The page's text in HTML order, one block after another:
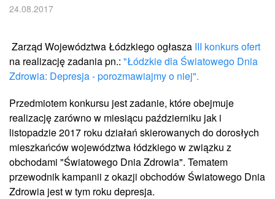
24.08.2017
Zarząd Województwa Łódzkiego ogłasza III konkurs ofert
na realizację zadania pn.: "Łódzkie dla Światowego Dnia
Zdrowia: Depresja - porozmawiajmy o niej".
Przedmiotem konkursu jest zadanie, które obejmuje
realizację zarówno w miesiącu październiku jak i
listopadzie 2017 roku działań skierowanych do dorosłych
mieszkańców województwa łódzkiego w związku z
obchodami "Światowego Dnia Zdrowia". Tematem
przewodnik kampanii z okazji obchodów Światowego Dnia
Zdrowia jest w tym roku depresja.